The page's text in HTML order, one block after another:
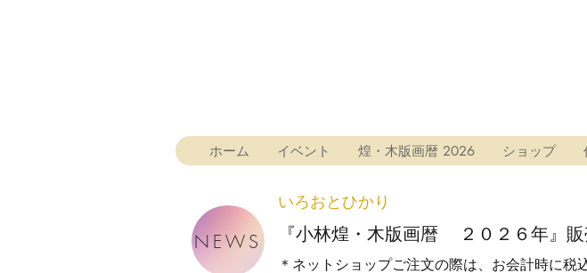
ホーム イベント 煌・木版画暦 2026 ショップ
いろおとひかり
『小林煌・木版画暦 ２０２６年』 販
＊ネットショップご注文の際は、お会計時に税
NEWS